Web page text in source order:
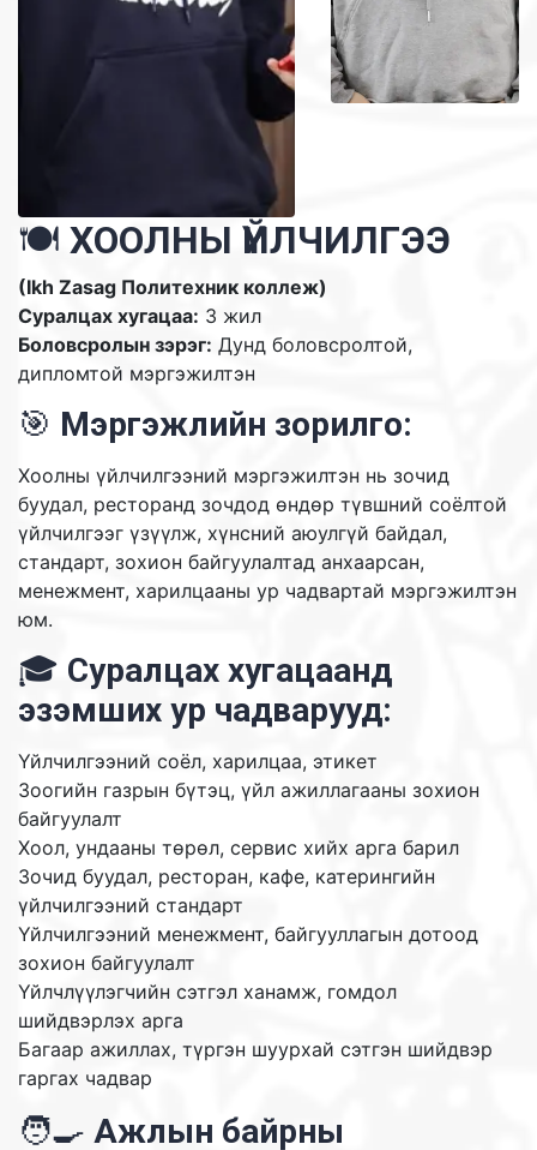
🍽️ ХООЛНЫ ҮЙЛЧИЛГЭЭ
(Ikh Zasag Политехник коллеж)
Суралцах хугацаа: 3 жил
Боловсролын зэрэг: Дунд боловсролтой,
дипломтой мэргэжилтэн
🎯 Мэргэжлийн зорилго:
Хоолны үйлчилгээний мэргэжилтэн нь зочид
буудал, ресторанд зочдод өндөр түвшний соёлтой
үйлчилгээг үзүүлж, хүнсний аюулгүй байдал,
стандарт, зохион байгуулалтад анхаарсан,
менежмент, харилцааны ур чадвартай мэргэжилтэн
юм.
🎓 Суралцах хугацаанд
эзэмших ур чадварууд:
Үйлчилгээний соёл, харилцаа, этикет
Зоогийн газрын бүтэц, үйл ажиллагааны зохион
байгуулалт
Хоол, ундааны төрөл, сервиc хийх арга барил
Зочид буудал, ресторан, кафе, катерингийн
үйлчилгээний стандарт
Үйлчилгээний менежмент, байгууллагын дотоод
зохион байгуулалт
Үйлчлүүлэгчийн сэтгэл ханамж, гомдол
шийдвэрлэх арга
Багаар ажиллах, түргэн шуурхай сэтгэн шийдвэр
гаргах чадвар
🧑‍🍳 Ажлын байрны